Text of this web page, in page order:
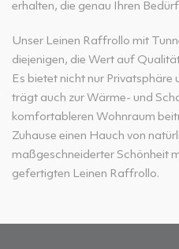
erhalten, die genau Ihren
Unser Leinen Raffrollo mit
diejenigen, die Wert auf
Es bietet nicht nur Privatsphäre
trägt auch zur Wärme- und
komfortableren Wohnraum
Zuhause einen Hauch von
maßgeschneiderter Schönheit
gefertigten Leinen Raffrollo.